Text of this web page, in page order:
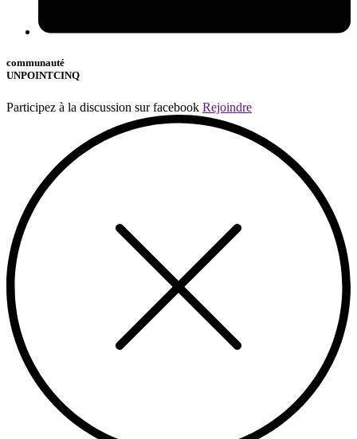
communauté
UNPOINTCINQ
Participez à la discussion sur facebook Rejoindre